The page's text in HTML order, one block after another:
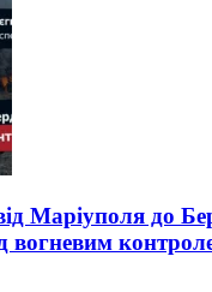
Маріуполя до
вогневим